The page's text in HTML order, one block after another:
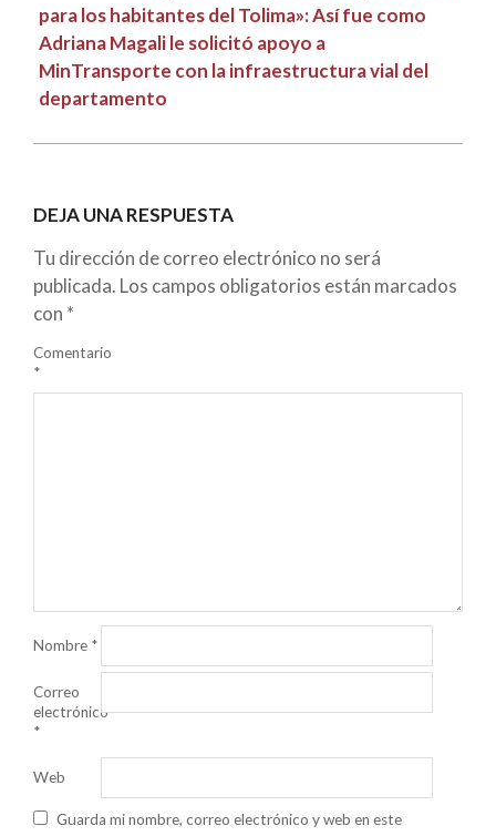
para los habitantes del Tolima»: Así fue como
Adriana Magali le solicitó apoyo a
MinTransporte con la infraestructura vial del
departamento
DEJA UNA RESPUESTA
Tu dirección de correo electrónico no será
publicada. Los campos obligatorios están marcados
con *
Comentario
*
Nombre *
Correo
electrónico
*
Web
Guarda mi nombre, correo electrónico y web en este